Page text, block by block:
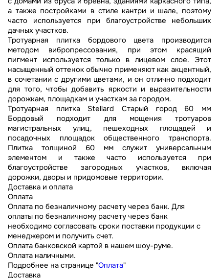
а также постройками в стиле кантри и шале, поэтому
часто используется при благоустройстве небольших
дачных участков.
Тротуарная плитка бордового цвета производится
методом вибропрессования, при этом красящий
пигмент используется только в лицевом слое. Этот
насыщенный оттенок обычно применяют как акцентный,
в сочетании с другими цветами, и он отлично подходит
для того, чтобы добавить яркости и выразительности
дорожкам, площадкам и участкам за городом.
Тротуарная плитка Stellard Старый город 60 мм
Бордовый подходит для мощения тротуаров
магистральных улиц, пешеходных площадей и
посадочных площадок общественного транспорта.
Плитка толщиной 60 мм служит универсальным
элементом и также часто используется при
благоустройстве загородных участков, включая
дорожки, дворы и придомовые территории.
Доставка и оплата
Оплата
Оплата по безналичному расчету через банк. Для
оплаты по безналичному расчету через банк
необходимо согласовать сроки поставки продукции с
менеджером и получить счет.
Оплата банковской картой в нашем шоу-руме.
Оплата наличными.
Подробнее на странице "Оплата"
Доставка